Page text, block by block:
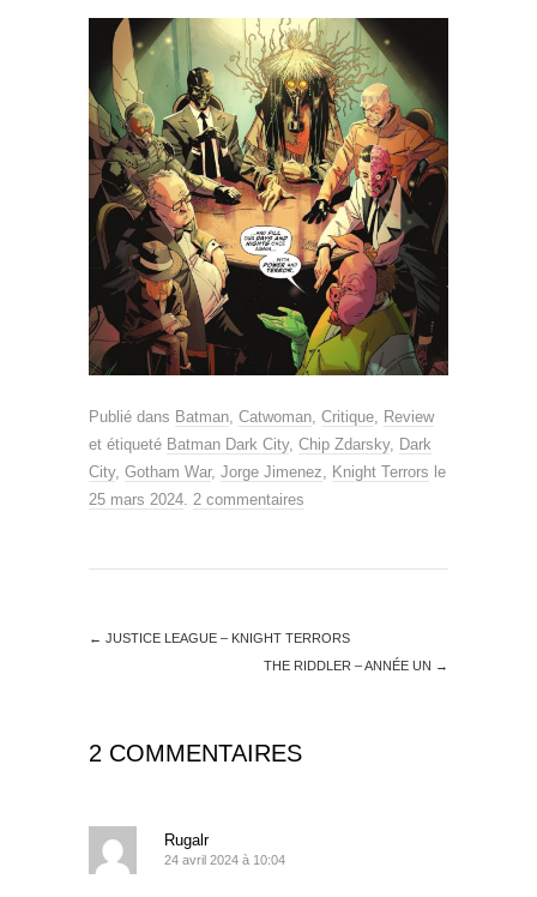
Publié dans Batman Catwoman Critique
Review
et étiqueté Batman Dark City, Chip Zdarsky, Dark
City, Gotham War, Jorge Jimenez Knight Terrors le
25 mars 2024 2 commentaires
← JUSTICE LEAGUE – KNIGHT TERRORS
THE RIDDLER – ANNÉE UN →
2 COMMENTAIRES
Rugalr
24 avril 2024 à 10:04